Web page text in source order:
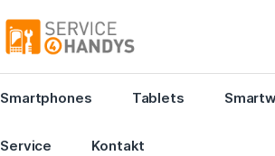
Smartphones Tablets
Service Kontakt